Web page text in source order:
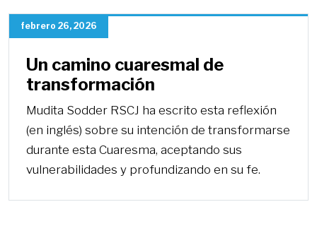
febrero 26, 2026
Un camino cuaresmal de
transformación
Mudita Sodder RSCJ ha escrito esta reflexión
(en inglés) sobre su intención de transformarse
durante esta Cuaresma, aceptando sus
vulnerabilidades y profundizando en su fe.